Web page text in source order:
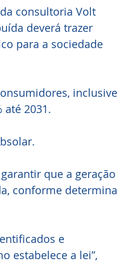
consultoria Volt
deverá trazer
para a sociedade
inclusive
2031.
que a geração
conforme determina
e
estabelece a lei”,